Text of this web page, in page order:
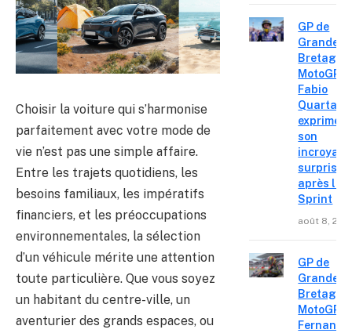
Choisir la voiture qui s’harmonise
parfaitement avec votre mode de
vie n’est pas une simple affaire.
Entre les trajets quotidiens, les
besoins familiaux, les impératifs
financiers, et les préoccupations
environnementales, la sélection
d’un véhicule mérite une attention
toute particulière. Que vous soyez
un habitant du centre-ville, un
aventurier des grands espaces, ou
GP de
Grande-
Bretagne
MotoGP :
Fabio
exprime
son
surprise
après le
Sprint
août 8,
GP de
Grande-
Bretagne
MotoGP :